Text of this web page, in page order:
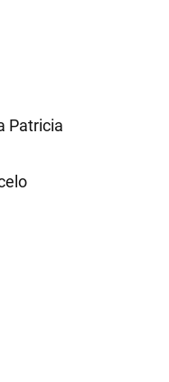
Patricia